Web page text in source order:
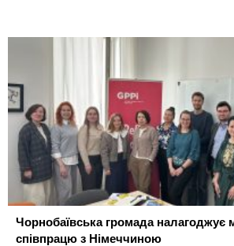
Чорнобаївська громада налагоджує
співпрацю з Німеччиною